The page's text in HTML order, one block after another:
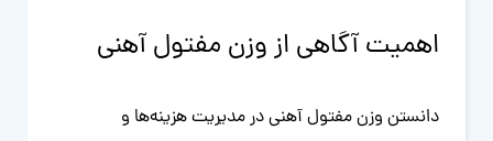
اهمیت آگاهی از وزن مفتول آهنی
دانستن وزن مفتول آهنی در مدیریت هزینه‌ها و